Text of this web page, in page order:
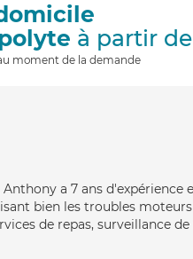
à partir de
moment de la demande
a 7 ans d'expérience
bien les troubles
de repas, surveillance